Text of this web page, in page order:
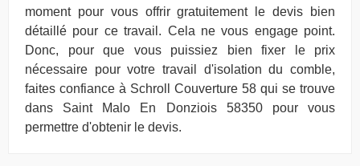
moment pour vous offrir gratuitement le devis bien
détaillé pour ce travail. Cela ne vous engage point.
Donc, pour que vous puissiez bien fixer le prix
nécessaire pour votre travail d'isolation du comble,
faites confiance à Schroll Couverture 58 qui se trouve
dans Saint Malo En Donziois 58350 pour vous
permettre d'obtenir le devis.